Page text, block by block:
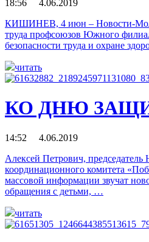
18:56 4.06.2019
КИШИНЕВ, 4 июн – Новости-
труда профсоюзов Южного
безопасности труда и охране
читать
КО ДНЮ
14:52 4.06.2019
Алексей Петрович, председатель
координационного комитета
массовой информации звучат
обращения с детьми, …
читать